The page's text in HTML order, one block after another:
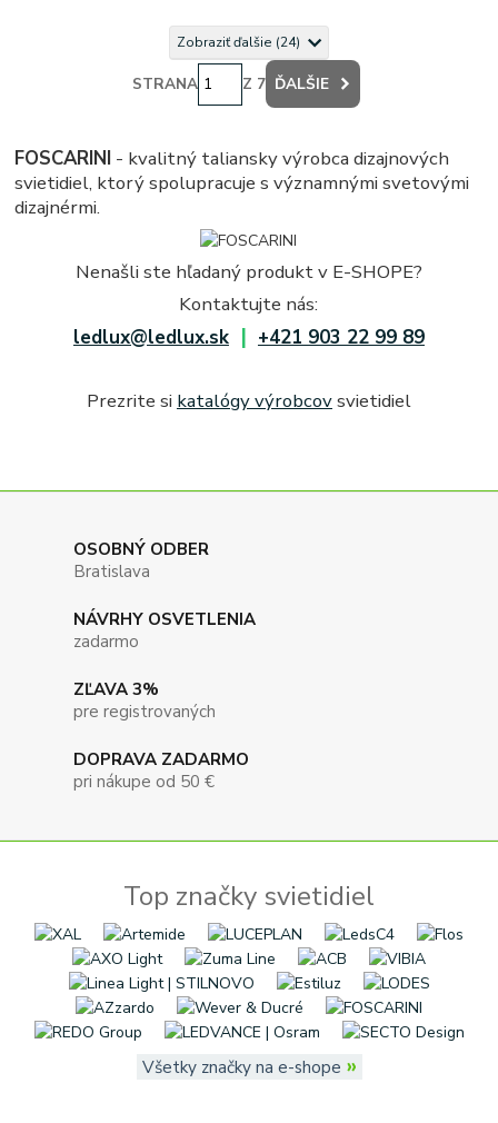
Zobraziť ďalšie (24)
STRANA Z 7 ĎALŠIE
FOSCARINI - kvalitný taliansky výrobca dizajnových
svietidiel, ktorý spolupracuje s významnými svetovými
dizajnérmi.
Nenašli ste hľadaný produkt v E-SHOPE?
Kontaktujte nás:
ledlux@ledlux.sk | +421 903 22 99 89
Prezrite si katalógy výrobcovsvietidiel
OSOBNÝ ODBER
Bratislava
NÁVRHY OSVETLENIA
zadarmo
ZĽAVA 3%
pre registrovaných
DOPRAVA ZADARMO
pri nákupe od 50 €
Top značky svietidiel
Všetky značky na e-shope »